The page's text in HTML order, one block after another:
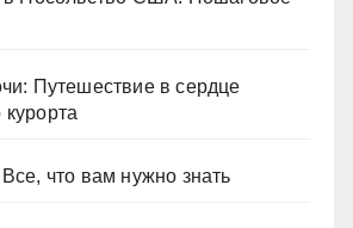
Путешествие в сердце
что вам нужно знать